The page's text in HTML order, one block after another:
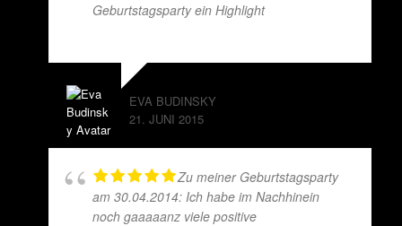
Geburtstagsparty ein Highlight
EVA BUDINSKY
21. JUNI 2015
Zu meiner Geburtstagsparty
am 30.04.2014: Ich habe im Nachhinein
noch gaaaaanz viele positive